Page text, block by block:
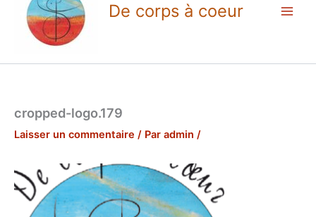
De corps à coeur
cropped-logo.179
Laisser un commentaire / Par admin /